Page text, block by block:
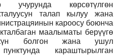
учурунда көрсөтүлгөн
талап кылуу жана
кароосу боюнча
маалыматы берүүгө
болгон жана ушул
караштырылган